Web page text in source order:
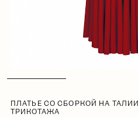
ПЛАТЬЕ СО СБОРКОЙ НА
ТРИКОТАЖА